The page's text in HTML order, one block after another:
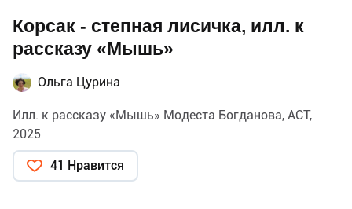
Корсак - степная лисичка, илл. к
рассказу «Мышь»
Ольга Цурина
Илл. к рассказу «Мышь» Модеста Богданова, АСТ,
2025
41 Нравится